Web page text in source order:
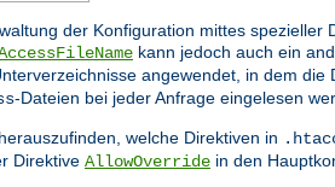
der Konfiguration mittes
kann jedoch auch ein
angewendet, in dem die
-Dateien bei jeder Anfrage eingelesen
welche Direktiven in
Direktive AllowOverride in den